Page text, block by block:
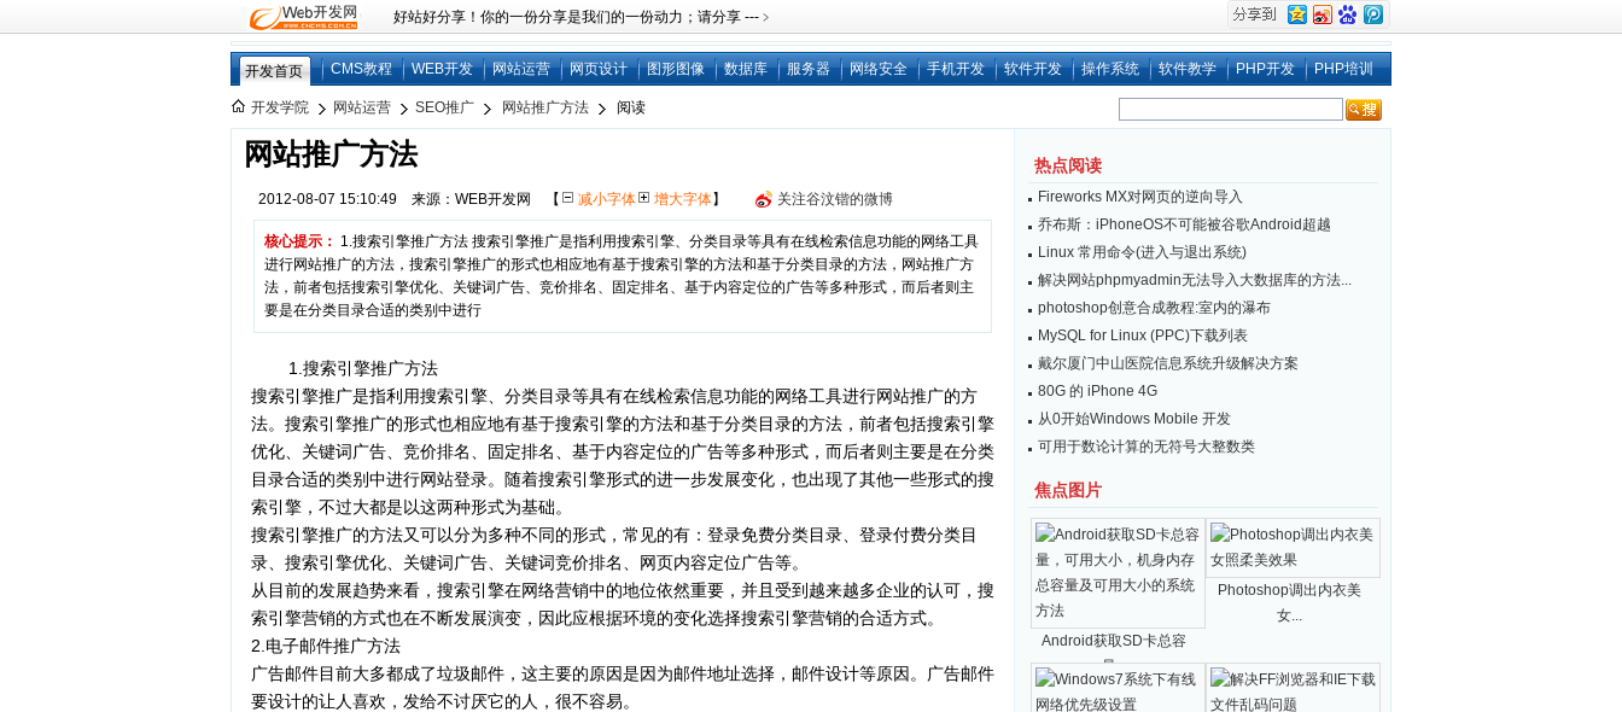
好站好分享！你的一份分享是我们的一份动力；请分享 ---﹥
开发首页 CMS教程 WEB开发 网站运营 网页设计 图形图像 数据库 服务器 网络安全 手机开发 软件开发 操作系统 软件教学 PHP开发 PHP培训
开发学院 网站运营 SEO推广 网站推广方法 阅读
网站推广方法
2012-08-07 15:10:49 来源：WEB开发网 【 减小字体 增大字体】 关注谷汶锴的微博
核心提示： 1.搜索引擎推广方法 搜索引擎推广是指利用搜索引擎、分类目录等具有在线检索信息功能的网络工具
进行网站推广的方法，搜索引擎推广的形式也相应地有基于搜索引擎的方法和基于分类目录的方法，网站推广方
法，前者包括搜索引擎优化、关键词广告、竞价排名、固定排名、基于内容定位的广告等多种形式，而后者则主
要是在分类目录合适的类别中进行
1.搜索引擎推广方法
搜索引擎推广是指利用搜索引擎、分类目录等具有在线检索信息功能的网络工具进行网站推广的方
法。搜索引擎推广的形式也相应地有基于搜索引擎的方法和基于分类目录的方法，前者包括搜索引擎
优化、关键词广告、竞价排名、固定排名、基于内容定位的广告等多种形式，而后者则主要是在分类
目录合适的类别中进行网站登录。随着搜索引擎形式的进一步发展变化，也出现了其他一些形式的搜
索引擎，不过大都是以这两种形式为基础。
搜索引擎推广的方法又可以分为多种不同的形式，常见的有：登录免费分类目录、登录付费分类目
录、搜索引擎优化、关键词广告、关键词竞价排名、网页内容定位广告等。
从目前的发展趋势来看，搜索引擎在网络营销中的地位依然重要，并且受到越来越多企业的认可，搜
索引擎营销的方式也在不断发展演变，因此应根据环境的变化选择搜索引擎营销的合适方式。
2.电子邮件推广方法
广告邮件目前大多都成了垃圾邮件，这主要的原因是因为邮件地址选择，邮件设计等原因。广告邮件
要设计的让人喜欢，发给不讨厌它的人，很不容易。
热点阅读
Fireworks MX对网页的逆向导入
乔布斯：iPhoneOS不可能被谷歌Android超越
Linux 常用命令(进入与退出系统)
解决网站phpmyadmin无法导入大数据库的方法...
photoshop创意合成教程:室内的瀑布
MySQL for Linux (PPC)下载列表
戴尔厦门中山医院信息系统升级解决方案
80G 的 iPhone 4G
从0开始Windows Mobile 开发
可用于数论计算的无符号大整数类
焦点图片
Android获取SD卡总容
量...
Photoshop调出内衣美
女...